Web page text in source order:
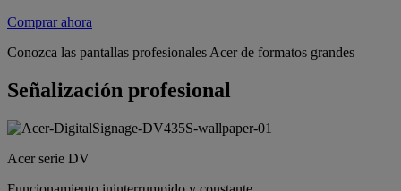
Comprar ahora
Conozca las pantallas profesionales Acer de formatos grandes
Señalización profesional
Acer serie DV